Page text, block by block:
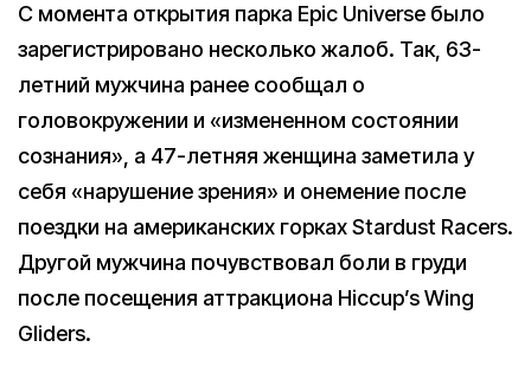
С момента открытия парка Epic Universe было
зарегистрировано несколько жалоб. Так, 63-
летний мужчина ранее сообщал о
головокружении и «измененном состоянии
сознания», а 47-летняя женщина заметила у
себя «нарушение зрения» и онемение после
поездки на американских горках Stardust Racers.
Другой мужчина почувствовал боли в груди
после посещения аттракциона Hiccup’s Wing
Gliders.